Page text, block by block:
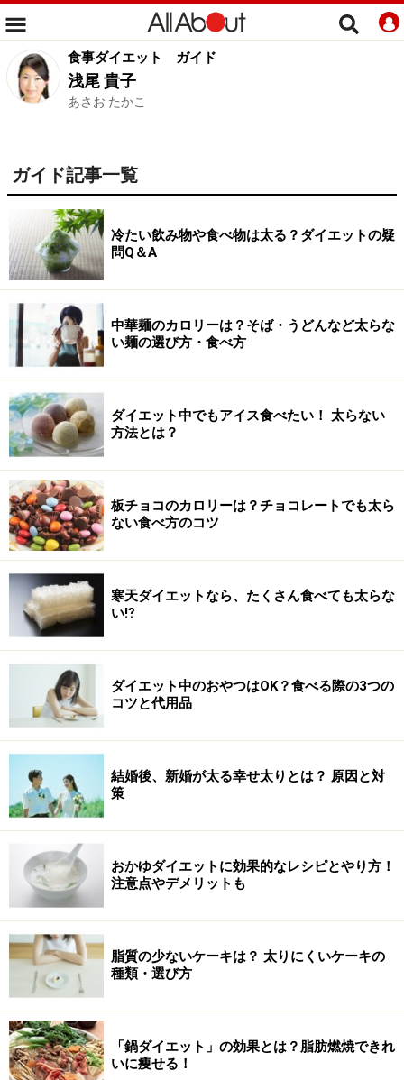
食事ダイエット ガイド
浅尾 貴子
あさお たかこ
ガイド記事一覧
冷たい飲み物や食べ物は太る？ダイエットの疑
問Q＆A
中華麺のカロリーは？そば・うどんなど太らな
い麺の選び方・食べ方
ダイエット中でもアイス食べたい！ 太らない
方法とは？
板チョコのカロリーは？チョコレートでも太ら
ない食べ方のコツ
寒天ダイエットなら、たくさん食べても太らな
い⁉
ダイエット中のおやつはOK？食べる際の3つの
コツと代用品
結婚後、新婚が太る幸せ太りとは？ 原因と対
策
おかゆダイエットに効果的なレシピとやり方！
注意点やデメリットも
脂質の少ないケーキは？ 太りにくいケーキの
種類・選び方
「鍋ダイエット」の効果とは？脂肪燃焼できれ
いに痩せる！